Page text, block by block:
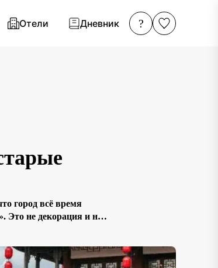
Отели Дневник ?
город всё время
Это не декорация и не